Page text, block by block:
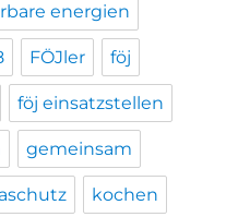
energien
FÖJler föj
föj einsatzstellen
gemeinsam
kochen